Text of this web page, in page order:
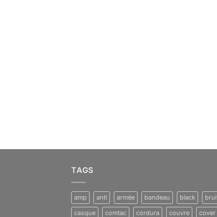
TAGS
amp anti armée bandeau black
casque comtac cordura couvre cover